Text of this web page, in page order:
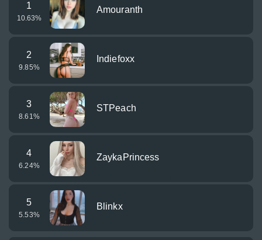
1
10.63%
Amouranth
2
9.85%
Indiefoxx
3
8.61%
STPeach
4
6.24%
ZaykaPrincess
5
5.53%
Blinkx